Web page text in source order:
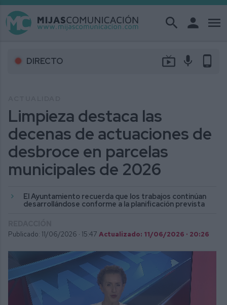
search person menu
DIRECTO live_tv mic phone_android
Limpieza destaca las
decenas de actuaciones de
desbroce en parcelas
municipales de 2026
El Ayuntamiento recuerda que los trabajos continúan
desarrollándose conforme a la planificación prevista
Publicado: 11/06/2026 · 15:47 Actualizado: 11/06/2026 · 20:26